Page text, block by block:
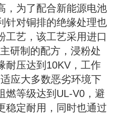
，为了配合新能源电池
针对铜排的绝缘处理也
工艺，该工艺采用进口
研制的配方，浸粉处
耐压达到10KV，工作
应大多数恶劣环境下
燃等级达到UL-V0，避
稳定耐用，同时也通过